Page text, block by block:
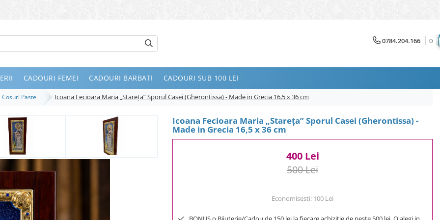
0784.204.166 0
CADOURI FEMEI CADOURI BARBATI CADOURI SUB 100 LEI
Cosuri Paste Icoana Fecioara Maria „Stareţa” Sporul Casei (Gherontissa) - Made in Grecia 16,5 x 36 cm
Icoana Fecioara Maria „Stareţa” Sporul Casei (Gherontissa) -
Made in Grecia 16,5 x 36 cm
400 Lei
500 Lei
Economisesti: 100 Lei